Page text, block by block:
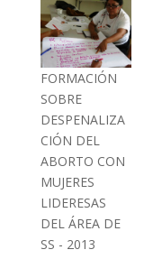
FORMACIÓN
SOBRE
DESPENALIZA
CIÓN DEL
ABORTO CON
MUJERES
LIDERESAS
DEL ÁREA DE
SS - 2013